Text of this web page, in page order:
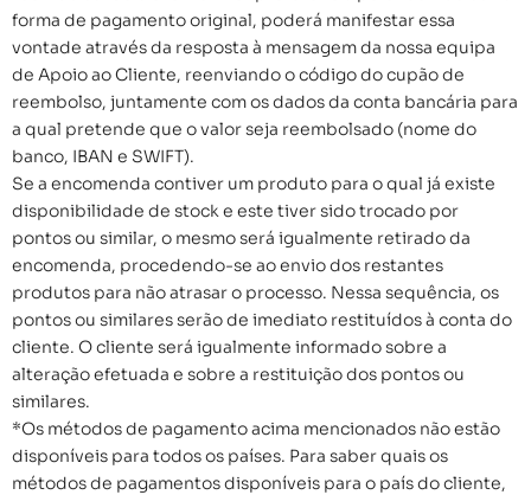
forma de pagamento original, poderá manifestar essa
vontade através da resposta à mensagem da nossa equipa
de Apoio ao Cliente, reenviando o código do cupão de
reembolso, juntamente com os dados da conta bancária para
a qual pretende que o valor seja reembolsado (nome do
banco, IBAN e SWIFT).
Se a encomenda contiver um produto para o qual já existe
disponibilidade de stock e este tiver sido trocado por
pontos ou similar, o mesmo será igualmente retirado da
encomenda, procedendo-se ao envio dos restantes
produtos para não atrasar o processo. Nessa sequência, os
pontos ou similares serão de imediato restituídos à conta do
cliente. O cliente será igualmente informado sobre a
alteração efetuada e sobre a restituição dos pontos ou
similares.
*Os métodos de pagamento acima mencionados não estão
disponíveis para todos os países. Para saber quais os
métodos de pagamentos disponíveis para o país do cliente,